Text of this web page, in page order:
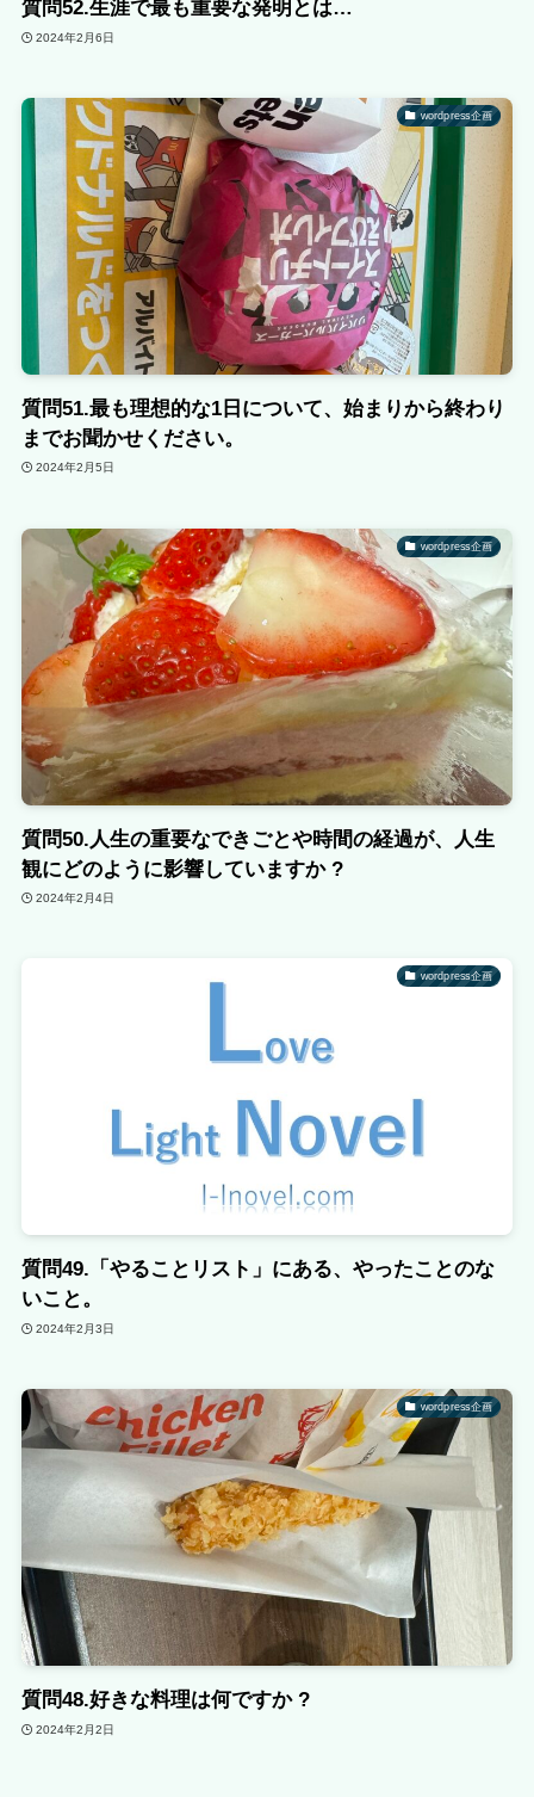
質問52.生涯で最も重要な発明とは…
2024年2月6日
wordpress企画
質問51.最も理想的な1日について、始まりから終わり
までお聞かせください。
2024年2月5日
wordpress企画
質問50.人生の重要なできごとや時間の経過が、人生
観にどのように影響していますか ?
2024年2月4日
wordpress企画
質問49.「やることリスト」にある、やったことのな
いこと。
2024年2月3日
wordpress企画
質問48.好きな料理は何ですか ?
2024年2月2日